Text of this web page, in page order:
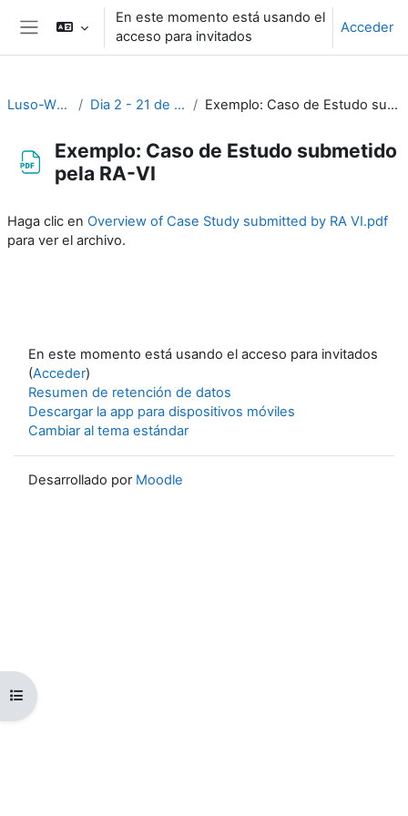
Salta al contenido principal
Panel lateral
En este momento está usando el
acceso para invitados
Acceder
Abrir índice del curso
Luso-WS_2023 Dia 2 - 21 de Novembro Exemplo: Caso de Estudo submetido pela RA-VI
Exemplo: Caso de Estudo submetido
pela RA-VI
Haga clic en Overview of Case Study submitted by RA VI.pdf
para ver el archivo.
En este momento está usando el acceso para invitados
(Acceder)
Resumen de retención de datos
Descargar la app para dispositivos móviles
Cambiar al tema estándar
Desarrollado por Moodle